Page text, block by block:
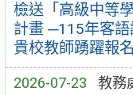
檢送「高級中等
計畫 ─115年客
貴校教師踴躍報
2026-07-23 教務